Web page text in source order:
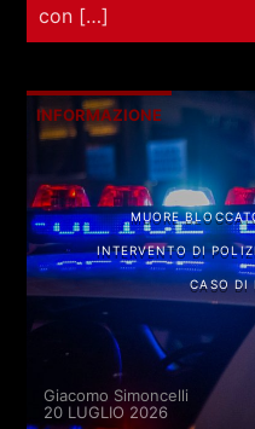
con […]
INFORMAZIONE
MUORE
INTERVENTO DI
CASO DI
Giacomo Simoncelli
20 LUGLIO 2026